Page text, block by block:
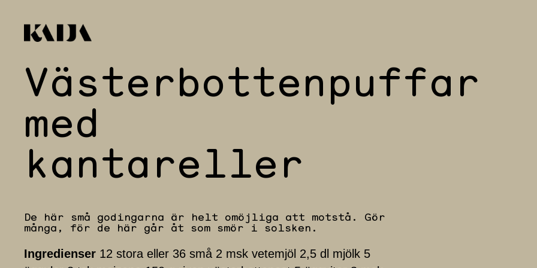
HoppaVästerbottenpuffar
med
kantareller
De här små godingarna är helt omöjliga att motstå. Gör
många, för de här går åt som smör i solsken.
Ingredienser 12 stora eller 36 små 2 msk vetemjöl 2,5 dl mjölk 5